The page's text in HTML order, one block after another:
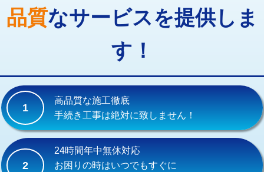
理・調整・分解・加工など（重作業）
その他部品の脱着 8,800円～
交換・取付(単水栓（壁付・デッキ
式）)
13,200円+材料費
交換・取付(混合水栓（壁付・デッキ
式・ワンホール）)
16,500円+材料費
交換・取付(排水栓・排水トラップ
（P/S/ポップアップ））
品質なサービスを提供しま
す！
1
高品質な施工徹底
手続き工事は絶対に致しません！
2
24時間年中無休対応
お困りの時はいつでもすぐに